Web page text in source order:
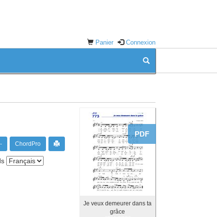
Panier Connexion
- ChordPro
PDF
Je veux demeurer dans ta
grâce